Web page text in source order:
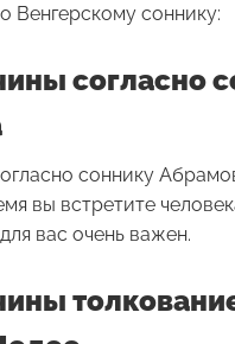
Венгерскому соннику:
согласно
соннику
вы встретите
вас очень важен.